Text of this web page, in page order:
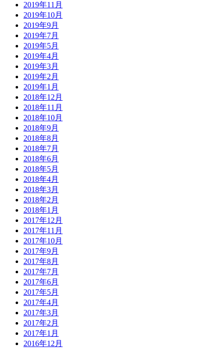
2019年11月
2019年10月
2019年9月
2019年7月
2019年5月
2019年4月
2019年3月
2019年2月
2019年1月
2018年12月
2018年11月
2018年10月
2018年9月
2018年8月
2018年7月
2018年6月
2018年5月
2018年4月
2018年3月
2018年2月
2018年1月
2017年12月
2017年11月
2017年10月
2017年9月
2017年8月
2017年7月
2017年6月
2017年5月
2017年4月
2017年3月
2017年2月
2017年1月
2016年12月